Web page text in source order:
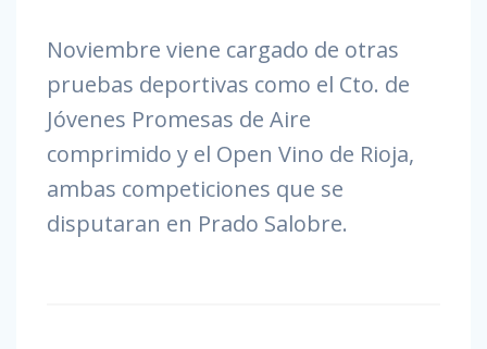
Noviembre viene cargado de otras
pruebas deportivas como el Cto. de
Jóvenes Promesas de Aire
comprimido y el Open Vino de Rioja,
ambas competiciones que se
disputaran en Prado Salobre.